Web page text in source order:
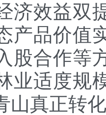
济效益双
产品价值
股合作等
业适度规
山真正转